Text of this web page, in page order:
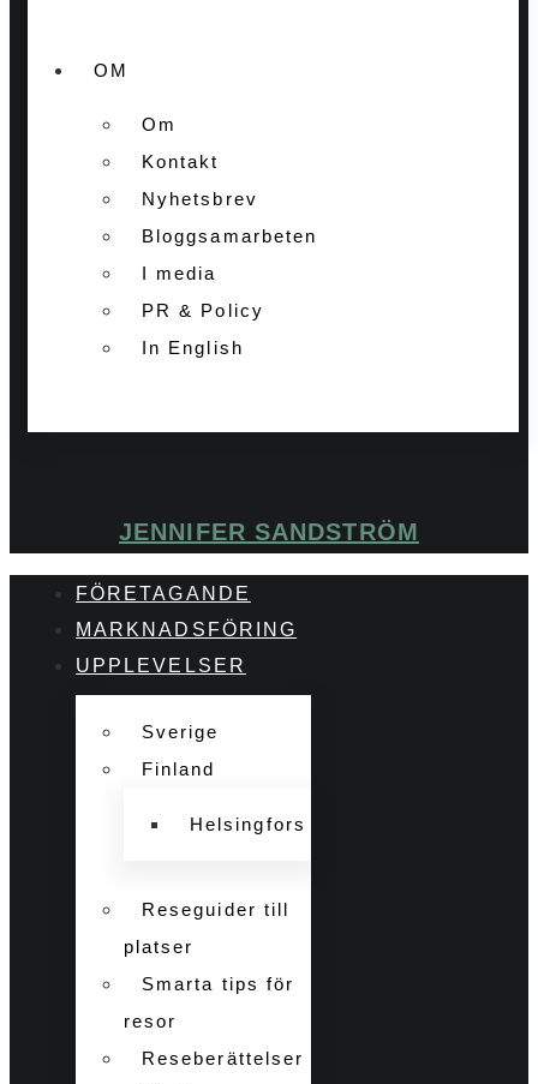
OM
Om
Kontakt
Nyhetsbrev
Bloggsamarbeten
I media
PR & Policy
In English
JENNIFER SANDSTRÖM
FÖRETAGANDE
MARKNADSFÖRING
UPPLEVELSER
Sverige
Finland
Helsingfors
Reseguider till
platser
Smarta tips för
resor
Reseberättelser